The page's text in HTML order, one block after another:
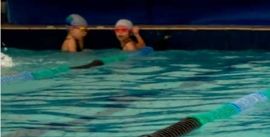
INSTITUCIONAL